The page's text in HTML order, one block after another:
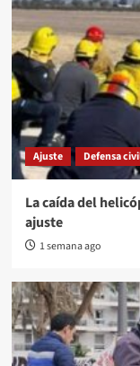
Ajuste Defensa
La caída del
ajuste
1 semana ago